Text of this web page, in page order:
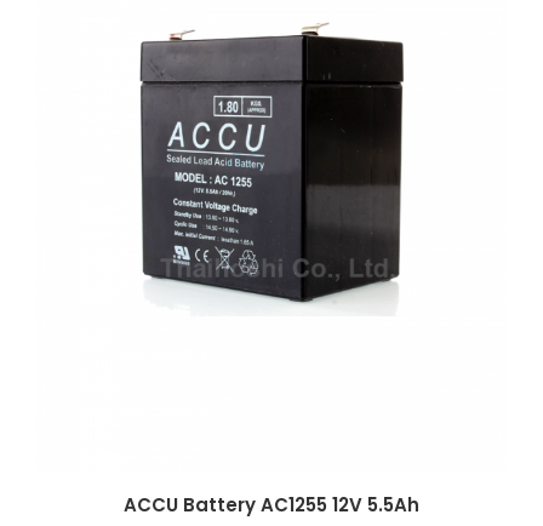
ACCU Battery AC1255 12V 5.5Ah